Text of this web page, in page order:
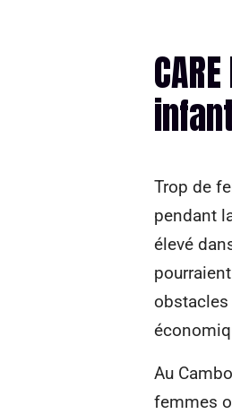
Trop de
pendant
élevé
Au
femmes